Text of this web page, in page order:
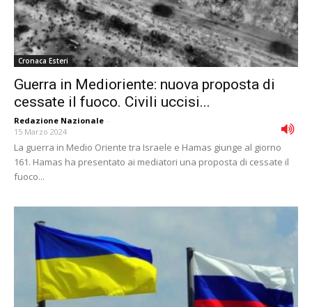
Cronaca Esteri
Guerra in Medioriente: nuova proposta di
cessate il fuoco. Civili uccisi...
Redazione Nazionale -
15 Marzo 2024
La guerra in Medio Oriente tra Israele e Hamas giunge al giorno
161. Hamas ha presentato ai mediatori una proposta di cessate il
fuoco...